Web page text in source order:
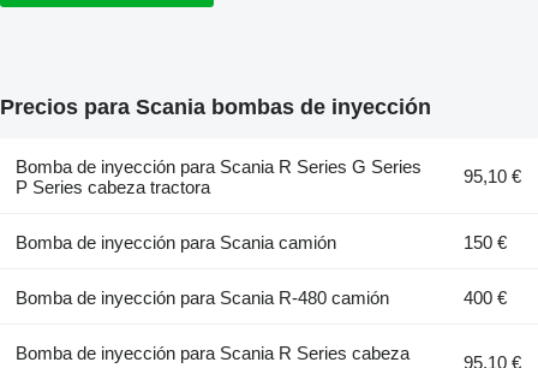
Precios para Scania bombas de inyección
Bomba de inyección para Scania R Series G Series
P Series cabeza tractora
95,10 €
Bomba de inyección para Scania camión 150 €
Bomba de inyección para Scania R-480 camión 400 €
Bomba de inyección para Scania R Series cabeza
95,10 €